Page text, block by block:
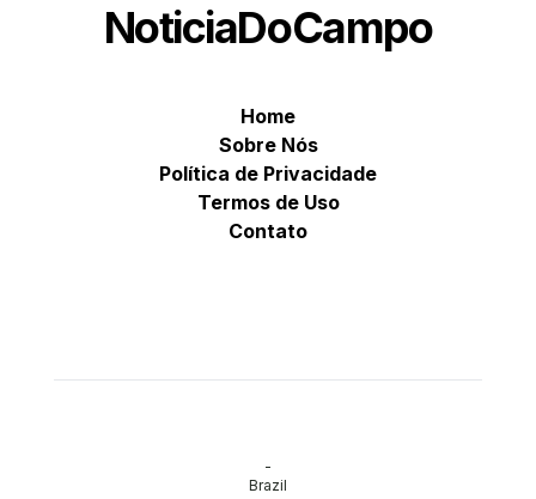
NoticiaDoCampo
Home
Sobre Nós
Política de Privacidade
Termos de Uso
Contato
-
Brazil